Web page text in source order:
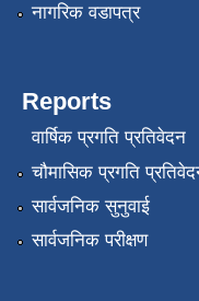
नागरिक वडापत्र
Reports
वार्षिक प्रगति प्रतिवेदन
चौमासिक प्रगति
सार्वजनिक सुनुवाई
सार्वजनिक परीक्षण